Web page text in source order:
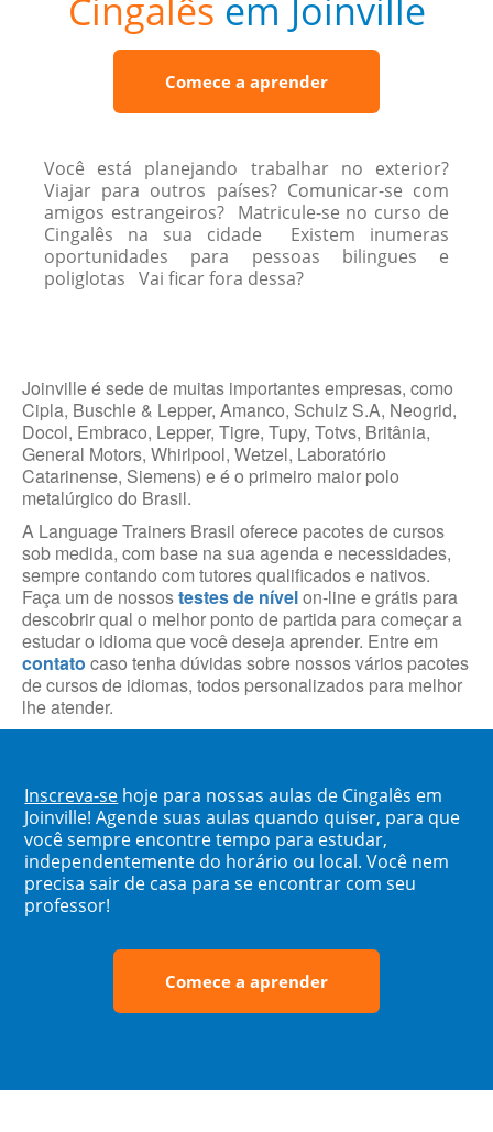
Cingalês em Joinville
Comece a aprender
Você está planejando trabalhar no exterior?
Viajar para outros países? Comunicar-se com
amigos estrangeiros? Matricule-se no curso de
Cingalês na sua cidade Existem inumeras
oportunidades para pessoas bilingues e
poliglotas Vai ficar fora dessa?
Joinville é sede de muitas importantes empresas, como
Cipla, Buschle & Lepper, Amanco, Schulz S.A, Neogrid,
Docol, Embraco, Lepper, Tigre, Tupy, Totvs, Britânia,
General Motors, Whirlpool, Wetzel, Laboratório
Catarinense, Siemens) e é o primeiro maior polo
metalúrgico do Brasil.
A Language Trainers Brasil oferece pacotes de cursos
sob medida, com base na sua agenda e necessidades,
sempre contando com tutores qualificados e nativos.
Faça um de nossostestes de nívelon-line e grátis para
descobrir qual o melhor ponto de partida para começar a
estudar o idioma que você deseja aprender. Entre em
contato caso tenha dúvidas sobre nossos vários pacotes
de cursos de idiomas, todos personalizados para melhor
lhe atender.
Inscreva-se hoje para nossas aulas de Cingalês em
Joinville! Agende suas aulas quando quiser, para que
você sempre encontre tempo para estudar,
independentemente do horário ou local. Você nem
precisa sair de casa para se encontrar com seu
professor!
Comece a aprender